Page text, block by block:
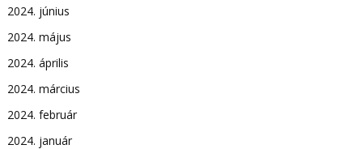
2024. június
2024. május
2024. április
2024. március
2024. február
2024. január